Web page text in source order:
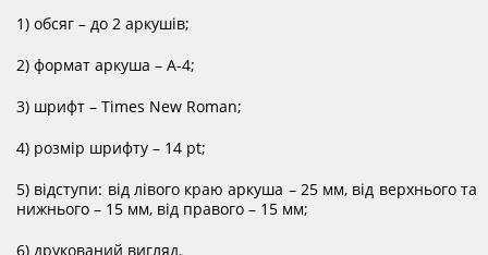
1) обсяг – до 2 аркушів;
2) формат аркуша – А-4;
3) шрифт – Times New Roman;
4) розмір шрифту – 14 pt;
5) відступи: від лівого краю аркуша – 25 мм, від верхнього та
нижнього – 15 мм, від правого – 15 мм;
6) друкований вигляд.